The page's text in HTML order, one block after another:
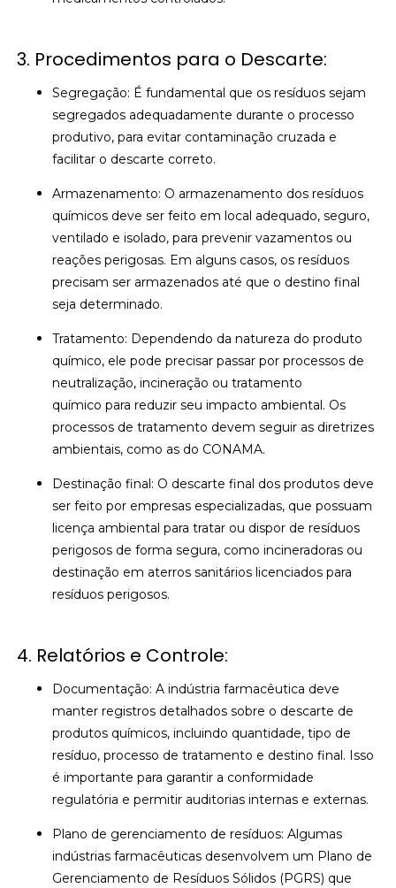
3. Procedimentos para o Descarte:
Segregação: É fundamental que os resíduos sejam
segregados adequadamente durante o processo
produtivo, para evitar contaminação cruzada e
facilitar o descarte correto.
Armazenamento: O armazenamento dos resíduos
químicos deve ser feito em local adequado, seguro,
ventilado e isolado, para prevenir vazamentos ou
reações perigosas. Em alguns casos, os resíduos
precisam ser armazenados até que o destino final
seja determinado.
Tratamento: Dependendo da natureza do produto
químico, ele pode precisar passar por processos de
neutralização, incineração ou tratamento
químico para reduzir seu impacto ambiental. Os
processos de tratamento devem seguir as diretrizes
ambientais, como as do CONAMA.
Destinação final: O descarte final dos produtos deve
ser feito por empresas especializadas, que possuam
licença ambiental para tratar ou dispor de resíduos
perigosos de forma segura, como incineradoras ou
destinação em aterros sanitários licenciados para
resíduos perigosos.
4. Relatórios e Controle:
Documentação: A indústria farmacêutica deve
manter registros detalhados sobre o descarte de
produtos químicos, incluindo quantidade, tipo de
resíduo, processo de tratamento e destino final. Isso
é importante para garantir a conformidade
regulatória e permitir auditorias internas e externas.
Plano de gerenciamento de resíduos: Algumas
indústrias farmacêuticas desenvolvem um Plano de
Gerenciamento de Resíduos Sólidos (PGRS) que